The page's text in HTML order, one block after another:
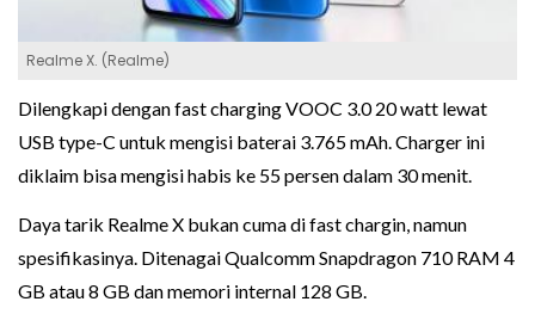
Realme X. (Realme)
Dilengkapi dengan fast charging VOOC 3.0 20 watt lewat
USB type-C untuk mengisi baterai 3.765 mAh. Charger ini
diklaim bisa mengisi habis ke 55 persen dalam 30 menit.
Daya tarik Realme X bukan cuma di fast chargin, namun
spesifikasinya. Ditenagai Qualcomm Snapdragon 710 RAM 4
GB atau 8 GB dan memori internal 128 GB.